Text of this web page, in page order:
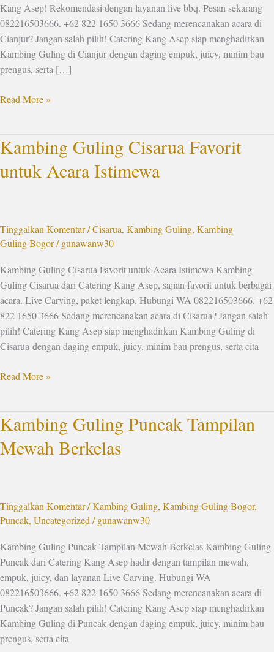
Kang Asep! Rekomendasi dengan layanan live bbq. Pesan sekarang
082216503666. +62 822 1650 3666 Sedang merencanakan acara di
Cianjur? Jangan salah pilih! Catering Kang Asep siap menghadirkan
Kambing Guling di Cianjur dengan daging empuk, juicy, minim bau
prengus, serta […]
Read More »
Kambing Guling Cisarua Favorit
untuk Acara Istimewa
Tinggalkan Komentar/Cisarua, Kambing Guling, Kambing
Guling Bogor/gunawanw30
Kambing Guling Cisarua Favorit untuk Acara Istimewa Kambing
Guling Cisarua dari Catering Kang Asep, sajian favorit untuk berbagai
acara. Live Carving, paket lengkap. Hubungi WA 082216503666. +62
822 1650 3666 Sedang merencanakan acara di Cisarua? Jangan salah
pilih! Catering Kang Asep siap menghadirkan Kambing Guling di
Cisarua dengan daging empuk, juicy, minim bau prengus, serta cita
Kambing
Guling
Cisarua
Istimewa
Read More »
Kambing Guling Puncak Tampilan
Mewah Berkelas
Tinggalkan Komentar/Kambing Guling, Kambing Guling Bogor,
Puncak, Uncategorized /gunawanw30
Kambing Guling Puncak Tampilan Mewah Berkelas Kambing Guling
Puncak dari Catering Kang Asep hadir dengan tampilan mewah,
empuk, juicy, dan layanan Live Carving. Hubungi WA
082216503666. +62 822 1650 3666 Sedang merencanakan acara di
Puncak? Jangan salah pilih! Catering Kang Asep siap menghadirkan
Kambing Guling di Puncak dengan daging empuk, juicy, minim bau
prengus, serta cita
Kambing
Guling
Puncak